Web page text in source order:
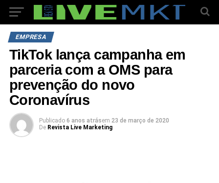
EMPRESA
TikTok lança campanha em
parceria com a OMS para
prevenção do novo
Coronavírus
Publicado 6 anos atrásem 23 de março de 2020
De Revista Live Marketing